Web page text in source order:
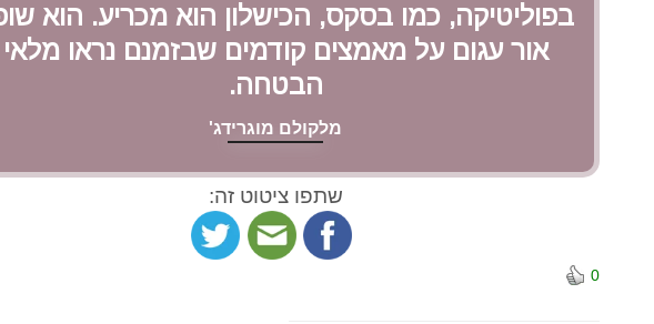
בפוליטיקה, כמו בסקס, הכישלון הוא מכריע. הוא
אור עגום על מאמצים קודמים שבזמנם נראו מלאי
הבטחה.
מלקולם מוגרידג'
שתפו ציטוט זה:
0